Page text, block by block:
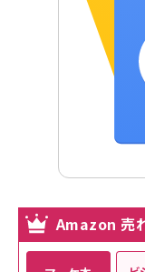
Amazon 売